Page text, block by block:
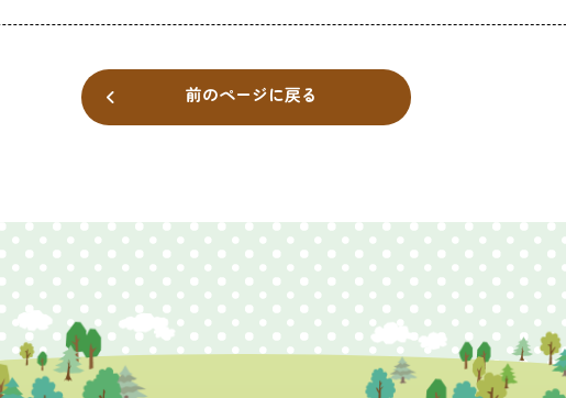
前のページに戻る